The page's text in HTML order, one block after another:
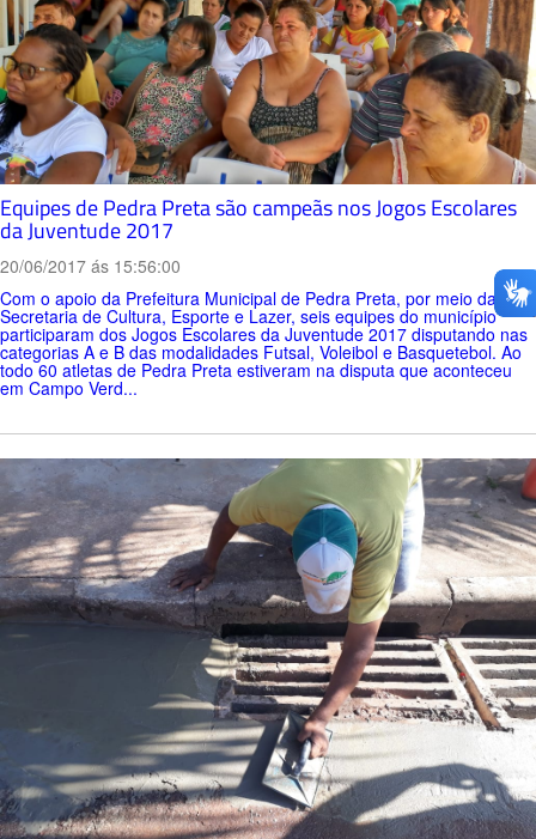
Equipes de Pedra Preta são campeãs nos Jogos Escolares
da Juventude 2017
20/06/2017 ás 15:56:00
Com o apoio da Prefeitura Municipal de Pedra Preta, por meio da
Secretaria de Cultura, Esporte e Lazer, seis equipes do município
participaram dos Jogos Escolares da Juventude 2017 disputando nas
categorias A e B das modalidades Futsal, Voleibol e Basquetebol. Ao
todo 60 atletas de Pedra Preta estiveram na disputa que aconteceu
em Campo Verd...